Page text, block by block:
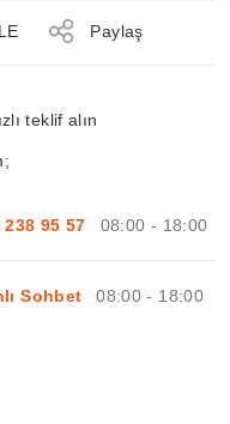
Paylaş
teklif alın
238 95 57 08:00 - 18:00
Sohbet 08:00 - 18:00